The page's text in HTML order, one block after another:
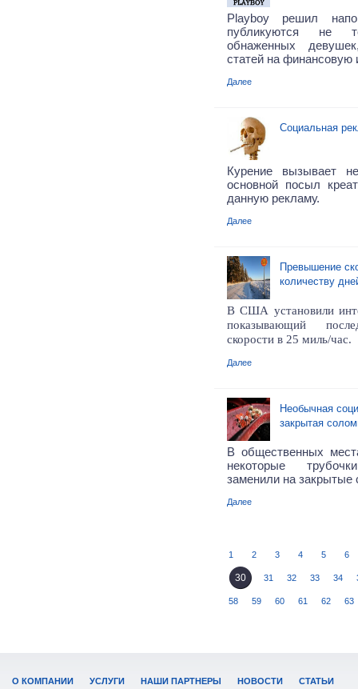
Playboy решил
публикуются не
обнаженных
статей на финансовую
Далее
Социальная
Курение вызывает
основной посыл
данную рекламу.
Далее
Превышение
количеству
В США установили
показывающий
скорости в 25 миль/час.
Далее
Необычная
закрытая
В общественных
некоторые
заменили на закрытые
Далее
1 2 3 4 5 6
30 31 32 33 34
58 59 60 61 62 63
О КОМПАНИИ УСЛУГИ НАШИ ПАРТНЕРЫ НОВОСТИ СТАТЬИ